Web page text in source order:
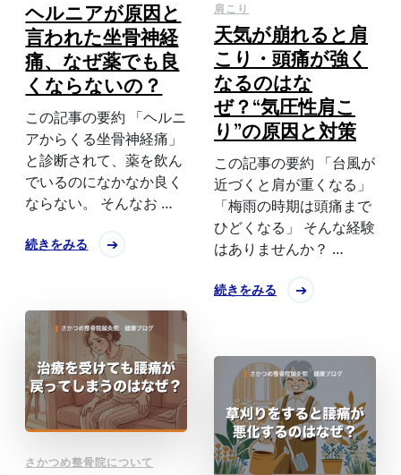
ヘルニアが原因と
言われた坐骨神経
痛、なぜ薬でも良
くならないの？
この記事の要約 「ヘルニ
アからくる坐骨神経痛」
と診断されて、薬を飲ん
でいるのになかなか良く
ならない。 そんなお …
続きをみる
肩こり
天気が崩れると肩
こり・頭痛が強く
なるのはな
ぜ？“気圧性肩こ
り”の原因と対策
この記事の要約 「台風が
近づくと肩が重くなる」
「梅雨の時期は頭痛まで
ひどくなる」 そんな経験
はありませんか？ …
続きをみる
さかつめ整骨院について